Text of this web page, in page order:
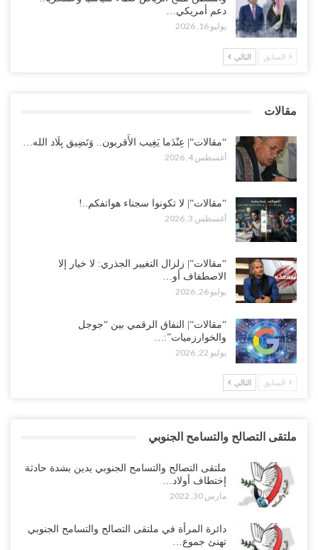
“تعز“| مع اقتراب إعادة الهيكلة السعودية.. سباق بين طارق والإصلاح
لإشعال حرب..!
أغسطس 2, 2026
أغسطس 2, 2026
دعم أمريكي…
يوليو 16, 2026
السابق التالي
مقالات
“مقالات“| عِنْدَما يَغِيب الأَقربون.. وَتَضِيق بِلَاد الله…
أغسطس 4, 2026
“مقالات“| لا تكونوا سجناء هواتفكم..!
أغسطس 3, 2026
“مقالات“| زلزال التغيير الجذري: لا خيار إلا
الاصطفاف أو…
يوليو 26, 2026
“مقالات“| النفاق الرقمي بين “جوجل
والخوارزميات”:…
يوليو 22, 2026
السابق التالي
ملتقى التصالح والتسامح الجنوبي
ملتقى التصالح والتسامح الجنوبي يدين بشدة حادثة
إختطاف أولاد…
مارس 30, 2022
دائرة المرأة في ملتقى التصالح والتسامح الجنوبي
تهنئ جموع…